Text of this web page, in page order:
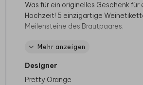
Was für ein originelles Geschenk für
Hochzeit! 5 einzigartige
Meilensteine des Brautpaares.
Spezifikationen:
5 einzigartige Etiketten
Mehr anzeigen
Designer
Pretty Orange